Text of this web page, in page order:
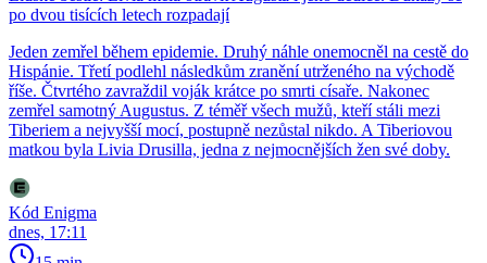
po dvou tisících letech rozpadají
Jeden zemřel během epidemie. Druhý náhle onemocněl na cestě do
Hispánie. Třetí podlehl následkům zranění utrženého na východě
říše. Čtvrtého zavraždil voják krátce po smrti císaře. Nakonec
zemřel samotný Augustus. Z téměř všech mužů, kteří stáli mezi
Tiberiem a nejvyšší mocí, postupně nezůstal nikdo. A Tiberiovou
matkou byla Livia Drusilla, jedna z nejmocnějších žen své doby.
Kód Enigma
dnes, 17:11